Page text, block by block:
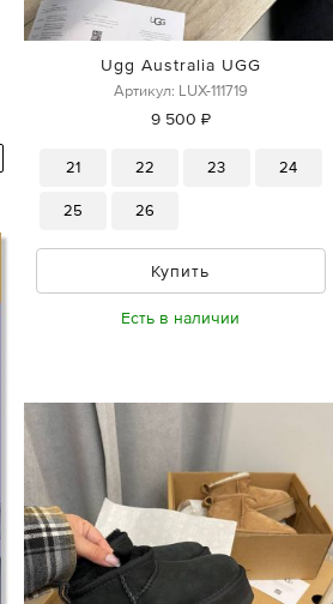
Ugg Australia UGG
Артикул: LUX-111719
9 500 ₽
21 22 23 24
25 26
Купить
Есть в наличии